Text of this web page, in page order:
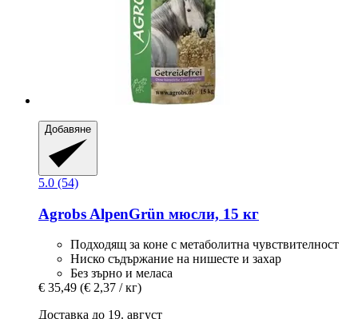
Добавяне
5.0 (54)
Agrobs AlpenGrün мюсли, 15 кг
Подходящ за коне с метаболитна чувствителност
Ниско съдържание на нишесте и захар
Без зърно и меласа
€ 35,49 (€ 2,37 / кг)
Доставка до 19. август